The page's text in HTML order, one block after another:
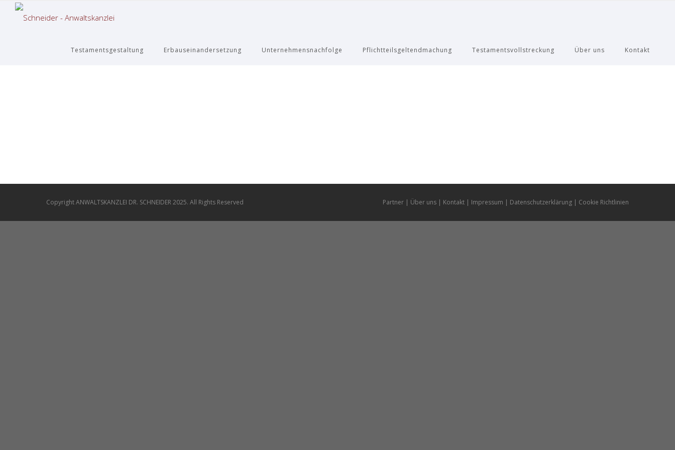
Testamentsgestaltung Erbauseinandersetzung Unternehmensnachfolge Pflichtteilsgeltendmachung Testamentsvollstreckung Über uns Kontakt
Copyright ANWALTSKANZLEI DR. SCHNEIDER 2025. All Rights Reserved Partner Über uns Kontakt Impressum Datenschutzerklärung Cookie Richtlinien